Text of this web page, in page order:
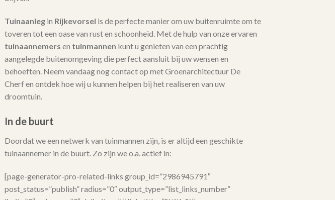
Tuinaanleg in Rijkevorsel is de perfecte manier om uw buitenruimte om te
toveren tot een oase van rust en schoonheid. Met de hulp van onze ervaren
tuinaannemers en tuinmannen kunt u genieten van een prachtig
aangelegde buitenomgeving die perfect aansluit bij uw wensen en
behoeften. Neem vandaag nog contact op met Groenarchitectuur De
Cherf en ontdek hoe wij u kunnen helpen bij het realiseren van uw
droomtuin.
In de buurt
Doordat we een netwerk van tuinmannen zijn, is er altijd een geschikte
tuinaannemer in de buurt. Zo zijn we o.a. actief in:
[page-generator-pro-related-links group_id=”2986945791″
post_status=”publish” radius=”0″ output_type=”list_links_number”